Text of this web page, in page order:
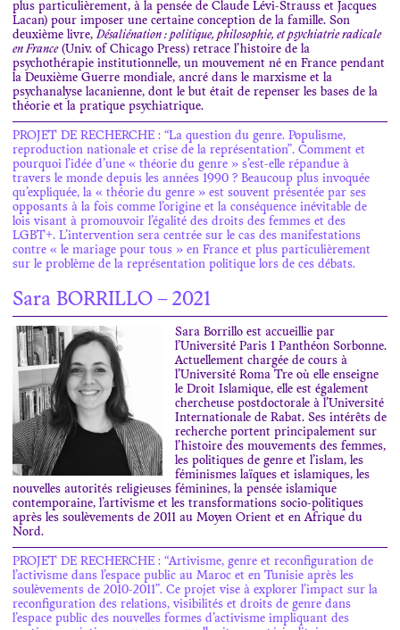
plus particulièrement, à la pensée de Claude Lévi-Strauss et Jacques
Lacan) pour imposer une certaine conception de la famille. Son
deuxième livre,Désaliénation : politique, philosophie, et psychiatrie radicale
en France(Univ. of Chicago Press) retrace l’histoire de la
psychothérapie institutionnelle, un mouvement né en France pendant
la Deuxième Guerre mondiale, ancré dans le marxisme et la
psychanalyse lacanienne, dont le but était de repenser les bases de la
théorie et la pratique psychiatrique.
PROJET DE RECHERCHE : “La question du genre. Populisme,
reproduction nationale et crise de la représentation”. Comment et
pourquoi l’idée d’une « théorie du genre » s’est-elle répandue à
travers le monde depuis les années 1990 ? Beaucoup plus invoquée
qu’expliquée, la « théorie du genre » est souvent présentée par ses
opposants à la fois comme l’origine et la conséquence inévitable de
lois visant à promouvoir l’égalité des droits des femmes et des
LGBT+. L’intervention sera centrée sur le cas des manifestations
contre « le mariage pour tous » en France et plus particulièrement
sur le problème de la représentation politique lors de ces débats.
Sara BORRILLO – 2021
Sara Borrillo est accueillie par
l’Université Paris 1 Panthéon Sorbonne.
Actuellement chargée de cours à
l’Université Roma Tre où elle enseigne
le Droit Islamique, elle est également
chercheuse postdoctorale à l’Université
Internationale de Rabat. Ses intérêts de
recherche portent principalement sur
l’histoire des mouvements des femmes,
les politiques de genre et l’islam, les
féminismes laïques et islamiques, les
nouvelles autorités religieuses féminines, la pensée islamique
contemporaine, l’artivisme et les transformations socio-politiques
après les soulèvements de 2011 au Moyen Orient et en Afrique du
Nord.
PROJET DE RECHERCHE : “Artivisme, genre et reconfiguration de
l’activisme dans l’espace public au Maroc et en Tunisie après les
soulèvements de 2010-2011”. Ce projet vise à explorer l’impact sur la
reconfiguration des relations, visibilités et droits de genre dans
l’espace public des nouvelles formes d’activisme impliquant des